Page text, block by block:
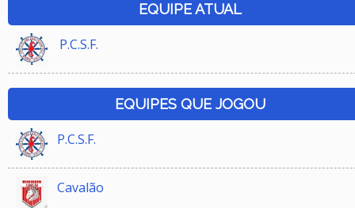
EQUIPE ATUAL
P.C.S.F.
EQUIPES QUE JOGOU
P.C.S.F.
Cavalão